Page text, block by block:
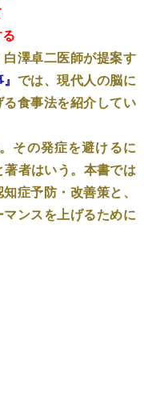
澤卓二医師が提案す
では、現代人の脳に
食事法を紹介してい
その発症を避けるに
者はいう。本書では
症予防・改善策と、
ンスを上げるために